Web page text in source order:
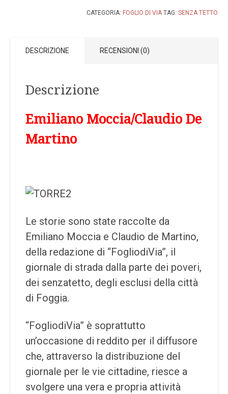
CATEGORIA: FOGLIO DI VIA TAG: SENZA TETTO
DESCRIZIONE RECENSIONI (0)
Descrizione
Emiliano Moccia/Claudio De
Martino
Le storie sono state raccolte da
Emiliano Moccia e Claudio de Martino,
della redazione di “FogliodiVia”, il
giornale di strada dalla parte dei poveri,
dei senzatetto, degli esclusi della città
di Foggia.
“FogliodiVia” è soprattutto
un’occasione di reddito per il diffusore
che, attraverso la distribuzione del
giornale per le vie cittadine, riesce a
svolgere una vera e propria attività